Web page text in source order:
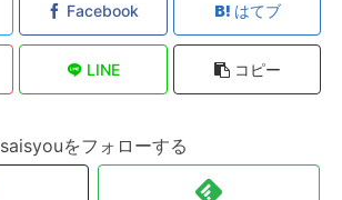
Facebook はてブ
LINE コピー
saisyouをフォローする